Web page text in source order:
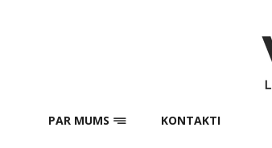
PAR MUMS KONTAKTI